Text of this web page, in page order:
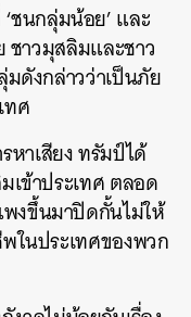
ชนกลุ่มน้อย’ และ
ชาวมุสลิมและชาว
ดังกล่าวว่าเป็นภัย
ทศ
หาเสียง ทรัมป์ได้
เข้าประเทศ ตลอด
งขึ้นมาปิดกั้นไม่ให้
ในประเทศของพวก